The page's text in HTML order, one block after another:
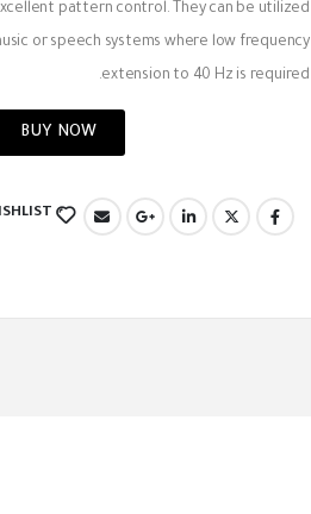
pattern control. They can be utilized
or speech systems where low frequency
extension to 40 Hz is required.
BUY NOW